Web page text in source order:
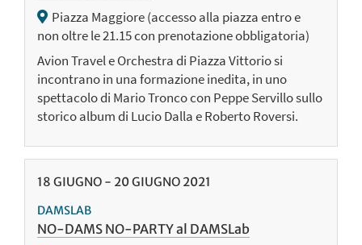
Piazza Maggiore (accesso alla piazza entro e
non oltre le 21.15 con prenotazione obbligatoria)
Avion Travel e Orchestra di Piazza Vittorio si
incontrano in una formazione inedita, in uno
spettacolo di Mario Tronco con Peppe Servillo sullo
storico album di Lucio Dalla e Roberto Roversi.
18 GIUGNO - 20GIUGNO 2021
DAMSLAB
NO-DAMS NO-PARTY al DAMSLab